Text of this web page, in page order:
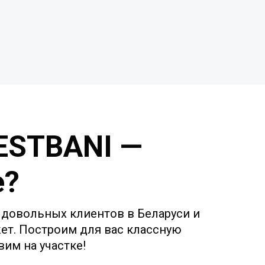
—
клиентов в Беларуси и
Построим для вас классную
на участке!